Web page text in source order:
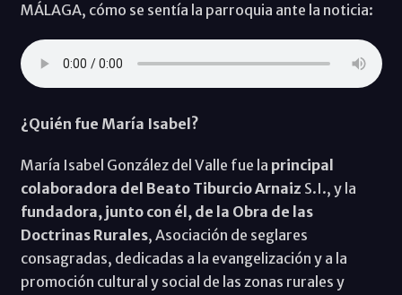
MÁLAGA, cómo se sentía la parroquia ante la noticia:
¿Quién fue María Isabel?
María Isabel González del Valle fue la principal
colaboradora del Beato Tiburcio Arnaiz S.I., y la
fundadora, junto con él, de la Obra de las
Doctrinas Rurales, Asociación de seglares
consagradas, dedicadas a la evangelización y a la
promoción cultural y social de las zonas rurales y